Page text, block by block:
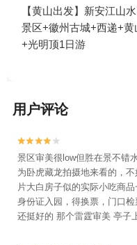
+唐模+翡翠谷+牯牛降
丰乐湖风景区+宏村景区
龙舟漂游+赛金花故居+
岭+徽州大峡谷+黄山-温
黄帝源+杨家寨+养生河
假区+香溪漂流+黄山门
街+新安江滨水旅游景区
亮岛+《宏村阿菊》实景
+西海大峡谷+黄山新安
景区+新安江塔坑三口柑
+新安江国画长廊游船+
【黄山出发】新安江山
景区+徽州古城+西递+
+光明顶1日游
用户评论


景区审美很low但胜在景不错
为卧虎藏龙拍摄地来看的，
片大白房子似的实际小吃商
身份证入园，得换票，门口
还挺好的 那个雷霆审美 亭子
种丑装饰可以说是画蛇添足